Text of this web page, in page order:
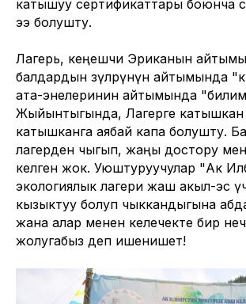
катышуу сертификаттары боюнча
ээ болушту.
Лагерь, кеңешчи Эриканын
балдардын өзүлөрүнүн айтымында
ата-энелеринин айтымында
Жыйынтыгында, Лагерге
катышканга аябай капа болушту.
лагерден чыгып, жаңы достору
келген жок. Уюштуруучулар "Ак
экологиялык лагери жаш акыл-эс
кызыктуу болуп чыккандыгына
жана алар менен келечекте бир
жолугабыз деп ишенишет!